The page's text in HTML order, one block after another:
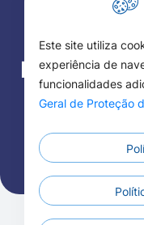
Participação Social
Fale
SIC
Ouvidoria
Telefones Úteis
Todos os
Este site utiliza
experiência de
funcionalidades
Geral de Proteção